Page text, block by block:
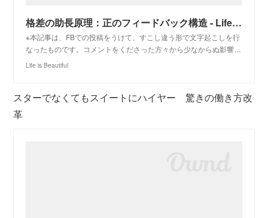
格差の助長原理：正のフィードバック構造 - Life is Beautiful
※本記事は、FBでの投稿をうけて、すこし違う形で文字起こしを行
なったものです。コメントをくださった方々から少なからぬ影響…
Life is Beautiful
スターでなくてもスイートにハイヤー 驚きの働き方改
革